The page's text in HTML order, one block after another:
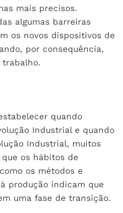
mais precisos.
algumas barreiras
os novos dispositivos de
por consequência,
trabalho.
quando
Industrial e quando
Industrial, muitos
os hábitos de
os métodos e
produção indicam que
uma fase de transição.